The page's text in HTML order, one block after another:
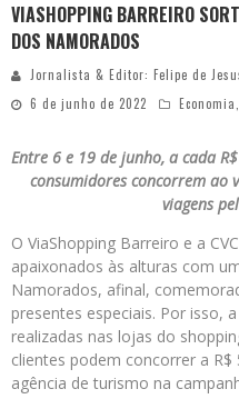
VIASHOPPING BARREIRO
DOS NAMORADOS
Jornalista & Editor: Felipe de
6 de junho de 2022
Economia,
Entre 6 e 19 de junho, a cada
consumidores concorrem ao
viagens
O ViaShopping Barreiro e a
apaixonados às alturas com
Namorados, afinal,
presentes especiais. Por isso,
realizadas nas lojas do
clientes podem concorrer a
agência de turismo na